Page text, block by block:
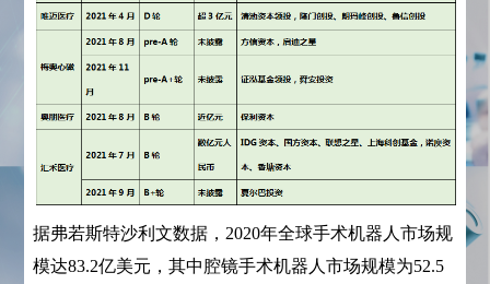
据弗若斯特沙利文数据，2020年全球手术机器人市场规
模达83.2亿美元，其中腔镜手术机器人市场规模为52.5